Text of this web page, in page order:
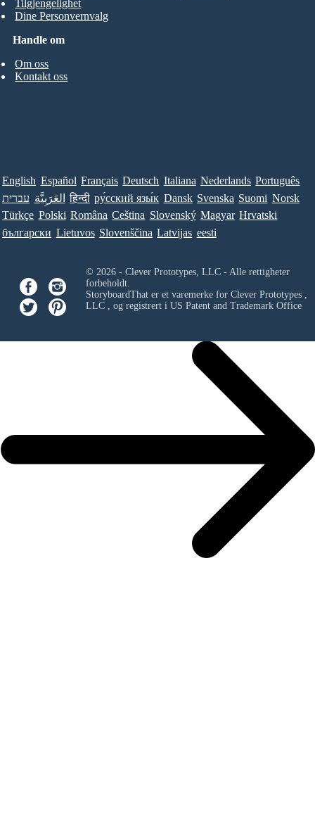
Handle om
Om oss
Kontakt oss
Tilgjengelighet
Dine Personvernvalg
English Español Français Deutsch Italiana Nederlands Português
עברית العَرَبِيَّة हिन्दी ру́сский язы́к Dansk Svenska Suomi Norsk
Türkçe Polski Româna Ceština Slovenský Magyar Hrvatski
български Lietuvos Slovenščina Latvijas eesti
© 2026 - Clever Prototypes, LLC - Alle rettigheter
forbeholdt.
StoryboardThat er et varemerke for Clever Prototypes ,
LLC, og registrert i US Patent and Trademark Office